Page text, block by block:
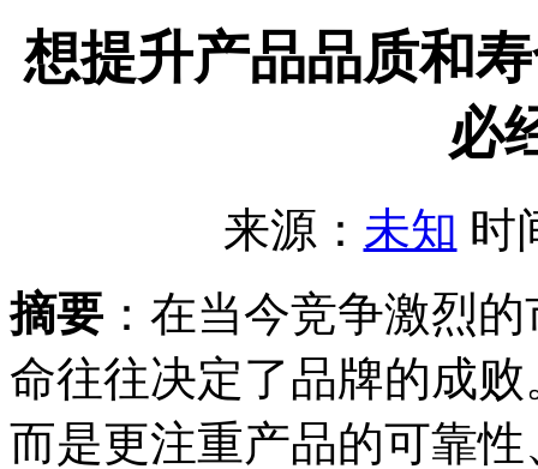
想提升产品品质和
必
来源： 未知 时
摘要 ：在当今竞争激烈
命往往决定了品牌的成
而是更注重产品的可靠